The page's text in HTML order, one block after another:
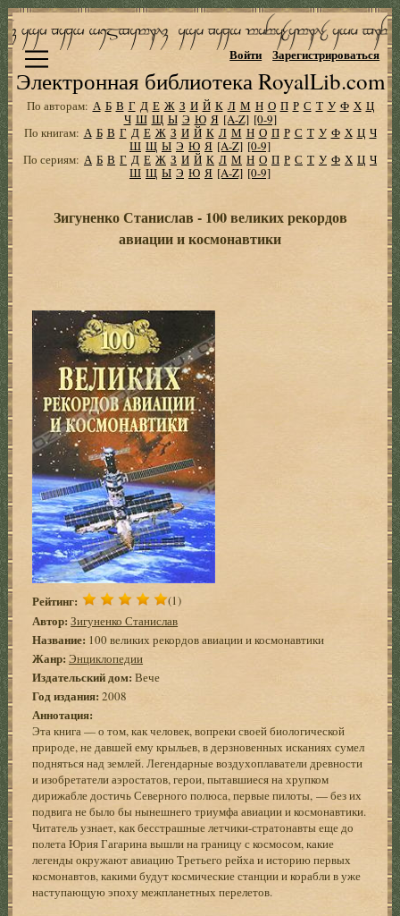
Электронная библиотека RoyalLib.com
Войти Зарегистрироваться
По авторам: А Б В Г Д Е Ж З И Й К Л М Н О П Р С Т У Ф Х Ц
Ч Ш Щ Ы Э Ю Я [A-Z] [0-9]
По книгам: А Б В Г Д Е Ж З И Й К Л М Н О П Р С Т У Ф Х Ц Ч
Ш Щ Ы Э Ю Я [A-Z] [0-9]
По сериям: А Б В Г Д Е Ж З И Й К Л М Н О П Р С Т У Ф Х Ц Ч
Ш Щ Ы Э Ю Я [A-Z] [0-9]
Зигуненко Станислав - 100 великих рекордов
авиации и космонавтики
Рейтинг: (1)
Автор: Зигуненко Станислав
Название: 100 великих рекордов авиации и космонавтики
Жанр: Энциклопедии
Издательский дом: Вече
Год издания: 2008
Аннотация:
Эта книга — о том, как человек, вопреки своей биологической
природе, не давшей ему крыльев, в дерзновенных исканиях сумел
подняться над землей. Легендарные воздухоплаватели древности
и изобретатели аэростатов, герои, пытавшиеся на хрупком
дирижабле достичь Северного полюса, первые пилоты, — без их
подвига не было бы нынешнего триумфа авиации и космонавтики.
Читатель узнает, как бесстрашные летчики-стратонавты еще до
полета Юрия Гагарина вышли на границу с космосом, какие
легенды окружают авиацию Третьего рейха и историю первых
космонавтов, какими будут космические станции и корабли в уже
наступающую эпоху межпланетных перелетов.